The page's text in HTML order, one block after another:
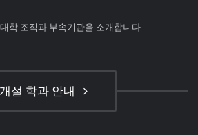
학 조직과 부속기관을 소개합니다.
개설 학과 안내